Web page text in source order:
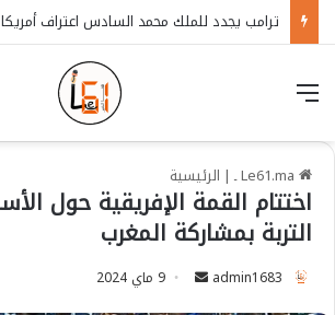
| الرئيسية
اختتام القمة الإفريقية حول
التربة بمشاركة المغرب
admin1683 9 ماي 2024